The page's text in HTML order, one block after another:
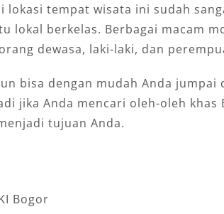
lokasi tempat wisata ini sudah
lokal berkelas. Berbagai macam
dewasa, laki-laki, dan
bisa dengan mudah Anda jumpai
jika Anda mencari oleh-oleh khas
tujuan Anda.